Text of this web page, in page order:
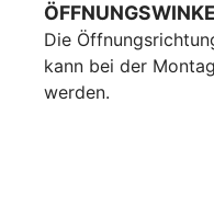
Die
kann bei der
werden.